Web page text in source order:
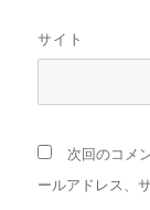
サイト
次回のコメ
ールアドレス、